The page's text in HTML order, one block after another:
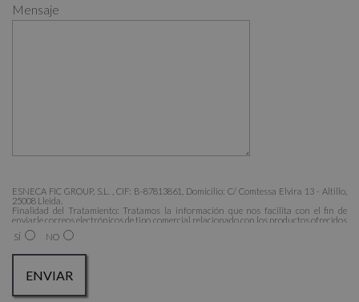
Mensaje
ESNECA FIC GROUP, S.L. , CIF: B-87813861, Domicilio: C/ Comtessa Elvira 13 - Altillo,
25008 Lleida.
Finalidad del Tratamiento: Tratamos la información que nos facilita con el fin de
enviarle correos electrónicos de tipo comercial relacionado con los productos ofrecidos
y otros tipo de productos que fueran de su interés.
Legitimación del tratamiento: Consentimiento del interesado.
la dirección admin@grupoesneca.com.
Desea recibir información comercial (vía telefónica y/o email):
SÍ NO